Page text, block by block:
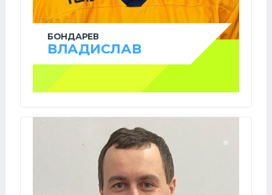
БОНДАРЕВ
ВЛАДИСЛАВ